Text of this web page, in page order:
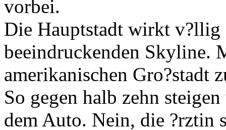
vorbei.
Die Hauptstadt wirkt v?llig
beeindruckenden Skyline.
amerikanischen Gro?stadt
So gegen halb zehn
dem Auto. Nein, die ?rztin